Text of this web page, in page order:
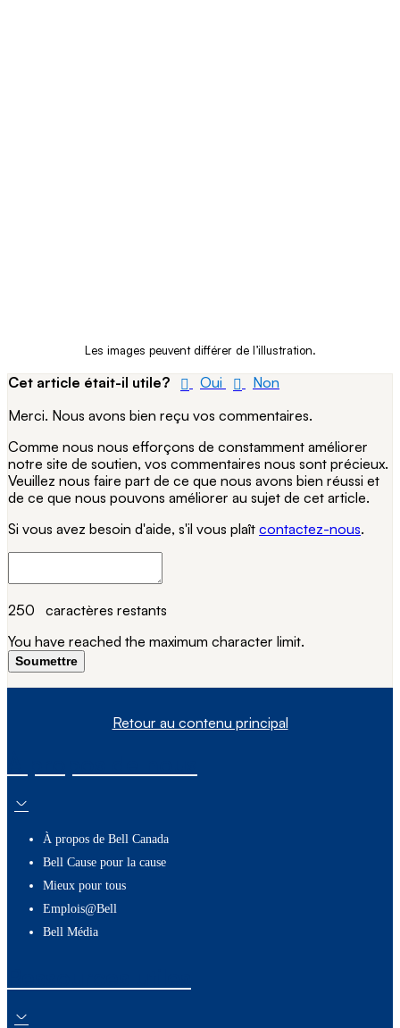
Les images peuvent différer de l’illustration.
Cet article était-il utile? Oui
Non
Merci. Nous avons bien reçu vos commentaires.
Comme nous nous efforçons de constamment améliorer
notre site de soutien, vos commentaires nous sont précieux.
Veuillez nous faire part de ce que nous avons bien réussi et
de ce que nous pouvons améliorer au sujet de cet article.
Si vous avez besoin d'aide, s'il vous plaît contactez-nous.
250 caractères restants
You have reached the maximum character limit.
Soumettre
Retour au contenu principal
À propos de Bell Canada
Bell Cause pour la cause
Mieux pour tous
Emplois@Bell
Bell Média